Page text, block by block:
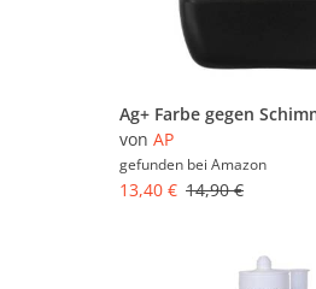
von AP
gefunden bei Amazon
13,40 € 14,90 €